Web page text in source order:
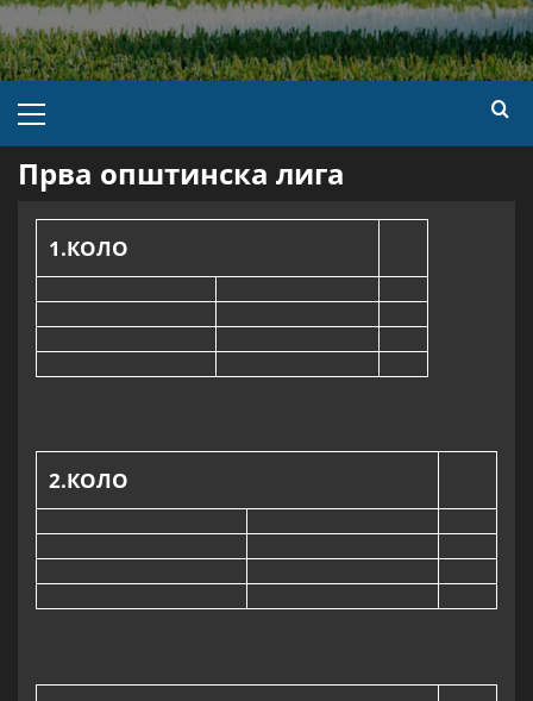
Прва општинска лига
1.КОЛO
2.КОЛО